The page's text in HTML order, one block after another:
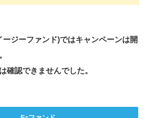
ジーファンド)ではキャンペーンは開
確認できませんでした。